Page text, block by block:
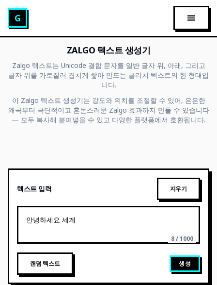
글리치 텍스트 생성기
G 메인 메
ZALGO 텍스트 생성기
Zalgo 텍스트는 Unicode 결합 문자를 일반 글자 위, 아래, 그리고
글자 위를 가로질러 겹치게 쌓아 만드는 글리치 텍스트의 한 형태입
니다.
이 Zalgo 텍스트 생성기는 강도와 위치를 조절할 수 있어, 은은한
왜곡부터 극단적이고 혼돈스러운 Zalgo 효과까지 만들 수 있습니다
— 모두 복사해 붙여넣을 수 있고 다양한 플랫폼에서 호환됩니다.
텍스트 입력 지우기
8 / 1000
랜덤 텍스트 생성